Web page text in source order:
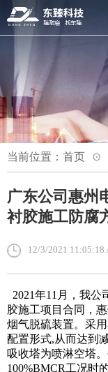
当前位置： 首页
广东公司惠州
衬胶施工防腐
12/3/2021 11:05:18
2021年11月，我
胶施工项目合同，
烟气脱硫装置。采
配置形式,从而达到
吸收塔为喷淋空塔
100%BMCR工况时